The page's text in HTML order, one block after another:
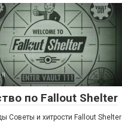
по Fallout Shelter
Советы и хитрости Fallout Shelter